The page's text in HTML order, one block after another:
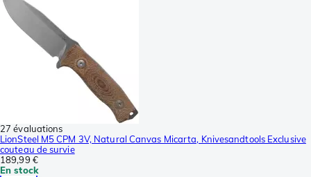
27 évaluations
LionSteel M5 CPM 3V, Natural Canvas Micarta, Knivesandtools Exclusive
couteau de survie
189,99 €
En stock